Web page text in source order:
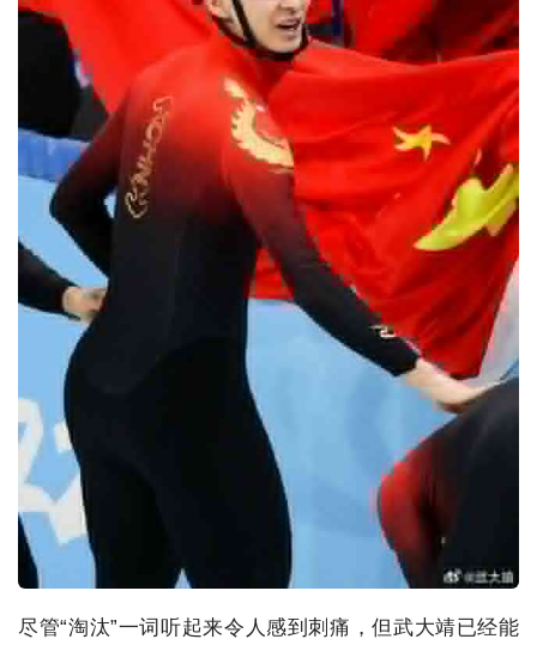
尽管“淘汰”一词听起来令人感到刺痛，但武大靖已经能